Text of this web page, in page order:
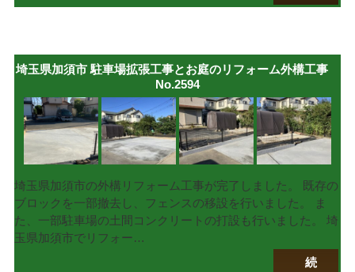
埼玉県加須市 駐車場拡張工事とお庭のリフォーム外構工事
No.2594
埼玉県加須市の外構リフォーム工事が完了しました。 既存の
ブロックを一部撤去し、フェンスの移設を行いました。 ま
た、一部駐車場の土間コンクリートの打設も行いました。 埼
玉県加須市でリフォー…
続